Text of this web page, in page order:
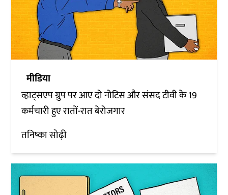
मीडिया
व्हाट्सएप ग्रुप पर आए दो नोटिस और संसद टीवी के 19
कर्मचारी हुए रातों-रात बेरोजगार
तनिष्का सोढ़ी